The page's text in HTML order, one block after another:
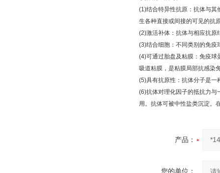
(1)结合特异性抗原：抗体与其
生各种直接或间接的可见的抗
(2)激活补体：抗体与相应抗原
(3)结合细胞：不同类别的免疫
(4)可通过胎盘及粘膜：免疫球
吸道粘膜，是粘膜局部抗感染
(5)具有抗原性：抗体分子是一
(6)抗体对理化因子的抵抗力与
用。抗体可被中性盐类沉淀。
产品：
您的单位：